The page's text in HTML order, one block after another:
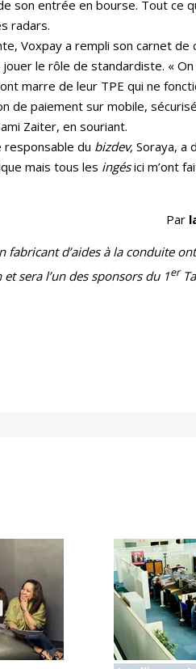
son entrée en bourse. Tout ce
radars.
Voxpay a rempli son carnet de
le rôle de standardiste. «
marre de leur TPE qui ne
de paiement sur mobile,
Zaiter, en souriant.
responsable du bizdev, Soraya, a
mais tous les ingésici m’ont
Par
d’aides à la conduite
sera l’un des sponsors du 1er